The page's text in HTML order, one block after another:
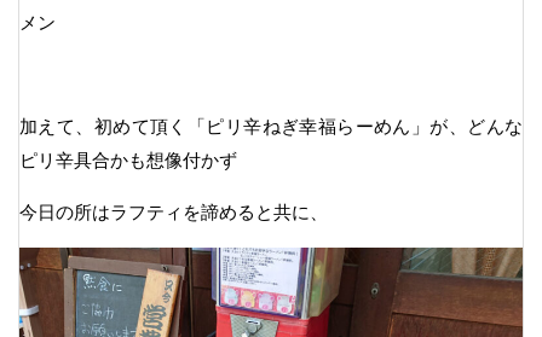
メン
加えて、初めて頂く「ピリ辛ねぎ幸福らーめん」が、どんな
ピリ辛具合かも想像付かず
今日の所はラフティを諦めると共に、